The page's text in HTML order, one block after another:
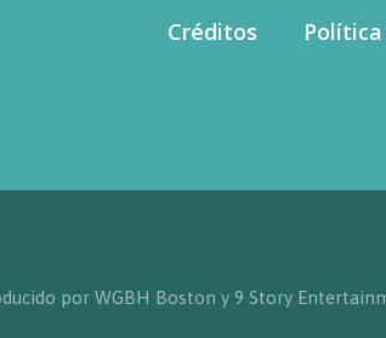
Créditos
por WGBH Boston y 9 Story